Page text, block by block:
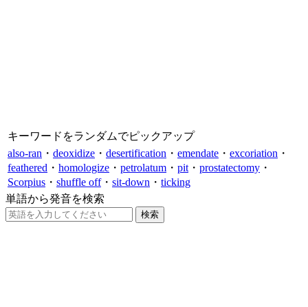
キーワードをランダムでピックアップ
also-ran ・ deoxidize ・ desertification ・ emendate ・ excoriation ・
feathered ・ homologize ・ petrolatum ・ pit ・ prostatectomy ・
Scorpius ・ shuffle off・ sit-down ・ ticking
単語から発音を検索